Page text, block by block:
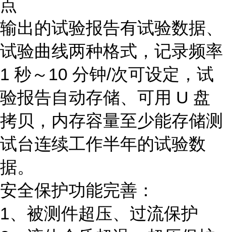
点
输出的试验报告有试验数据、
试验曲线两种格式，记录频率
1 秒～10 分钟/次可设定，试
验报告自动存储、可用 U 盘
拷贝，内存容量至少能存储测
试台连续工作半年的试验数
据。
安全保护功能完善：
1、被测件超压、过流保护